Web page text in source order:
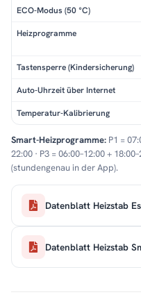
ECO-Modus (50 °C)
Heizprogramme
Tastensperre (Kindersicherung)
Auto-Uhrzeit über Internet
Temperatur-Kalibrierung
Smart-Heizprogramme: P1 =
22:00 · P3 = 06:00–12:00 +
(stundengenau in der App).
Datenblatt Heizstab
Datenblatt Heizstab